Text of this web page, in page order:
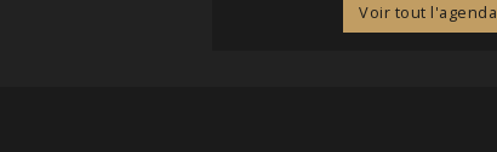
Voir tout l'agenda